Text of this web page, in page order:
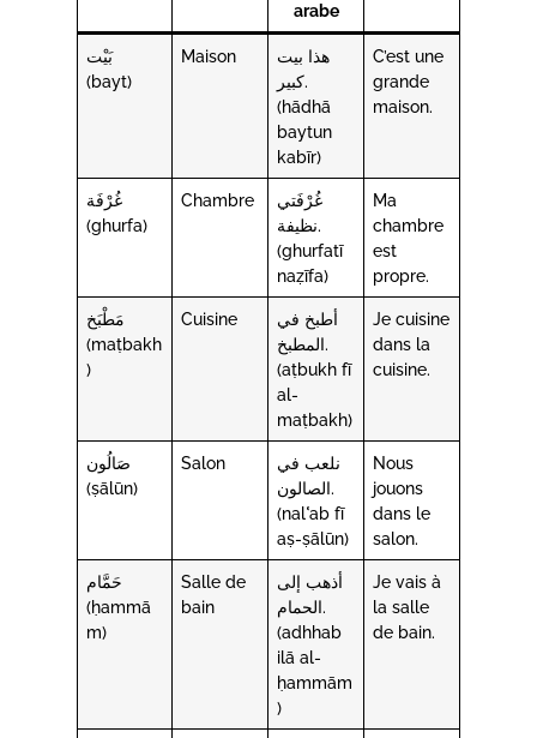
arabe
بَيْت
(bayt)
Maison
هذا بيت
كبير.
(hādhā
baytun
kabīr)
C’est une
grande
maison.
غُرْفَة
(ghurfa)
Chambre
غُرْفَتي
نظيفة.
(ghurfatī
naẓīfa)
Ma
chambre
est
propre.
مَطْبَخ
(maṭbakh
)
Cuisine
أطبخ في
المطبخ.
(aṭbukh fī
al-
maṭbakh)
Je cuisine
dans la
cuisine.
صَالُون
(ṣālūn)
Salon
نلعب في
الصالون.
(nalʿab fī
aṣ-ṣālūn)
Nous
jouons
dans le
salon.
حَمَّام
(ḥammā
m)
Salle de
bain
أذهب إلى
الحمام.
(adhhab
ilā al-
ḥammām
)
Je vais à
la salle
de bain.